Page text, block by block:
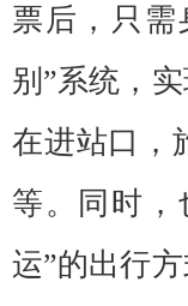
票后，只需
别”系统，
在进站口，
等。同时，
运”的出行